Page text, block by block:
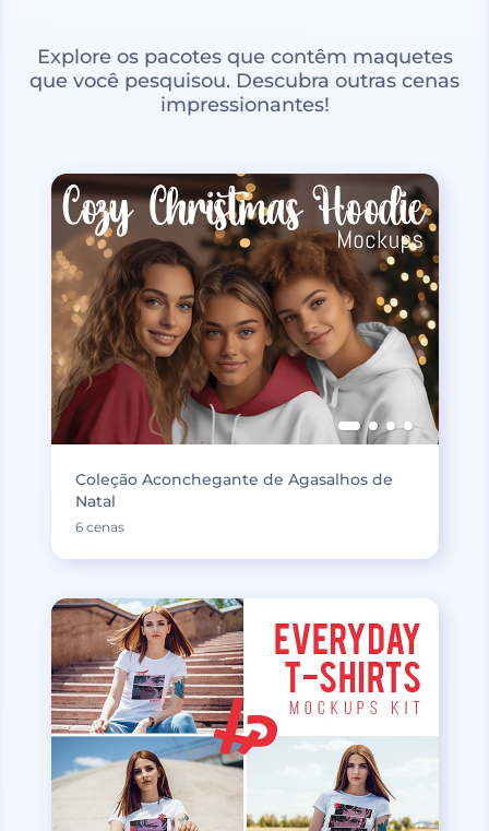
Explore os pacotes que contêm maquetes
que você pesquisou. Descubra outras cenas
impressionantes!
Coleção Aconchegante de Agasalhos de
Natal
6 cenas